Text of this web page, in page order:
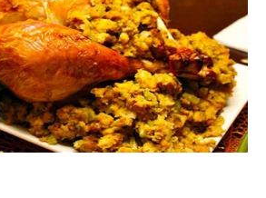
që
i
kanë